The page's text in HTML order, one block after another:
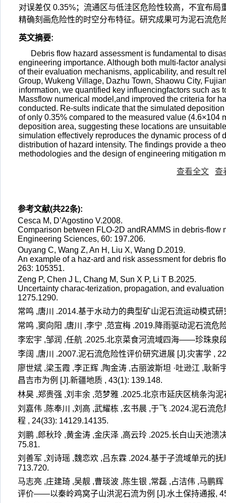
对误差仅 0.35%；流通区与低洼区危险性较高，不宜布
精确刻画危险性的时空分布特征。研究成果可为泥石流
英文摘要:
Debris flow hazard assessment is fundamental to
engineering importance. Although both multi-factor
of their evaluation mechanisms, applicability, and result
Group, Wukeng Village, Dazhu Town, Shaowu City,
information, we quantified key influencingfactors such as
Massflow numerical model,and improved the criteria for
conducted. Re-sults indicate that the simulated
of only 0.35% compared to the measured value
deposition area, suggesting these locations are
simulation effectively reproduces the dynamic process
distribution of hazard intensity. The findings provide a
methodologies and the design of engineering mitigation
查看全文 查
参考文献(共22条):
Cesca M, D’Agostino V.2008.
Comparison between FLO-2D andRAMMS in debris-flow
Engineering Sciences, 60: 197.206.
Ouyang C, Wang Z, An H, Liu X, Wang D.2019.
An example of a haz-ard and risk assessment for debris
263: 105351.
Zeng P, Chen J L, Chang M, Sun X P, Li T B.2025.
Uncertainty charac-terization, propagation, and
1275.1290.
常鸣 ,唐川 .2014.基于水动力的典型矿山泥石流运动模式
常鸣 ,窦向阳 ,唐川 ,李宁 ,范宣梅 .2019.降雨驱动泥石流危
李宏宇 ,邹润 ,任航 .2025.北京菜食河流域四海——珍珠泉
李阔 ,唐川 .2007.泥石流危险性评价研究进展 [J].灾害学 ,
廖世斌 ,梁玉霞 ,李正辉 ,陶金涛 ,古丽波斯坦 ·吐逊江 ,耿
昌吉市为例 [J].新疆地质 , 43(1): 139.148.
林昊 ,郑贵强 ,刘丰余 ,范梦雅 .2025.北京市延庆区桃条沟
刘嘉伟 ,陈奉川 ,刘高 ,武耀栋 ,玄书晨 ,于飞 .2024.泥石流
程 , 24(33): 14129.14135.
刘鹏 ,郎秋玲 ,黄金涛 ,金庆泽 ,高云玲 .2025.长白山天池
75.81.
刘善军 ,刘诗瑶 ,魏恋欢 ,吕东霖 .2024.基于子流域单元的
713.720.
马志亮 ,庄建琦 ,吴靓 ,曹琰波 ,陈生银 ,常磊 ,占洁伟 ,马鹏
评价——以秦岭鸡窝子山洪泥石流为例 [J].水土保持通报,